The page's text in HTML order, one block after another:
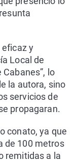
eficaz y
Local de
lo
la autora, sino
servicios de
propagaran.
conato, ya que
de 100 metros
remitidas a la